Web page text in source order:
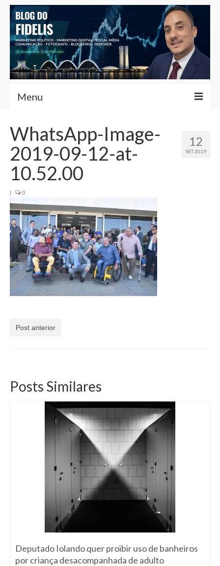
Menu
Fernando Fidelis
Café com Fidelis
Contato
Currículo
12
SET 2019
WhatsApp-Image-
2019-09-12-at-
10.52.00
| 0
Post anterior
Posts Similares
Deputado Iolando quer proibir uso de banheiros
por criança desacompanhada de adulto